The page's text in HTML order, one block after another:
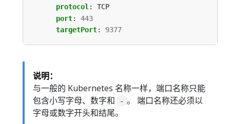
protocol:
TCP
port:
443
targetPort: 9377
说明：
与一般的 Kubernetes 名称一样，端口名称只能
包含小写字母、数字和
- 。 端口名称还必须以
字母或数字开头和结尾。